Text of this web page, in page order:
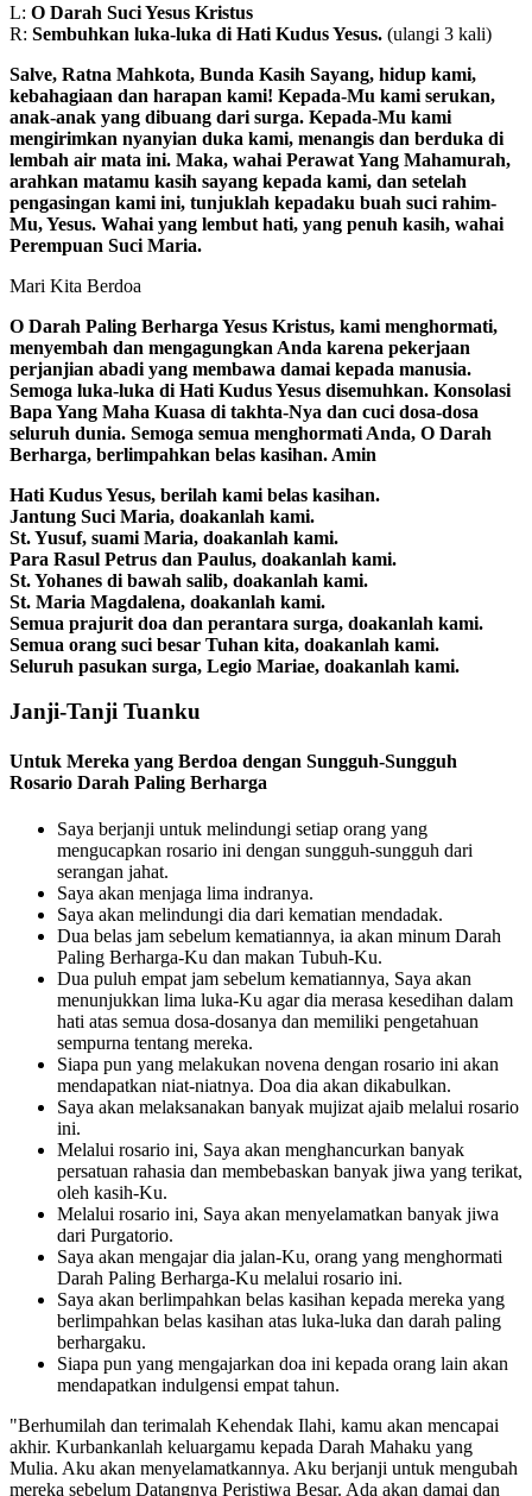
L: O Darah Suci Yesus Kristus
R: Sembuhkan luka-luka di Hati Kudus Yesus. (ulangi 3 kali)
Salve, Ratna Mahkota, Bunda Kasih Sayang, hidup kami,
kebahagiaan dan harapan kami! Kepada-Mu kami serukan,
anak-anak yang dibuang dari surga. Kepada-Mu kami
mengirimkan nyanyian duka kami, menangis dan berduka di
lembah air mata ini. Maka, wahai Perawat Yang Mahamurah,
arahkan matamu kasih sayang kepada kami, dan setelah
pengasingan kami ini, tunjuklah kepadaku buah suci rahim-
Mu, Yesus. Wahai yang lembut hati, yang penuh kasih, wahai
Perempuan Suci Maria.
Mari Kita Berdoa
O Darah Paling Berharga Yesus Kristus, kami menghormati,
menyembah dan mengagungkan Anda karena pekerjaan
perjanjian abadi yang membawa damai kepada manusia.
Semoga luka-luka di Hati Kudus Yesus disemuhkan. Konsolasi
Bapa Yang Maha Kuasa di takhta-Nya dan cuci dosa-dosa
seluruh dunia. Semoga semua menghormati Anda, O Darah
Berharga, berlimpahkan belas kasihan. Amin
Hati Kudus Yesus, berilah kami belas kasihan.
Jantung Suci Maria, doakanlah kami.
St. Yusuf, suami Maria, doakanlah kami.
Para Rasul Petrus dan Paulus, doakanlah kami.
St. Yohanes di bawah salib, doakanlah kami.
St. Maria Magdalena, doakanlah kami.
Semua prajurit doa dan perantara surga, doakanlah kami.
Semua orang suci besar Tuhan kita, doakanlah kami.
Seluruh pasukan surga, Legio Mariae, doakanlah kami.
Janji-Tanji Tuanku
Untuk Mereka yang Berdoa dengan Sungguh-Sungguh
Rosario Darah Paling Berharga
Saya berjanji untuk melindungi setiap orang yang
mengucapkan rosario ini dengan sungguh-sungguh dari
serangan jahat.
Saya akan menjaga lima indranya.
Saya akan melindungi dia dari kematian mendadak.
Dua belas jam sebelum kematiannya, ia akan minum Darah
Paling Berharga-Ku dan makan Tubuh-Ku.
Dua puluh empat jam sebelum kematiannya, Saya akan
menunjukkan lima luka-Ku agar dia merasa kesedihan dalam
hati atas semua dosa-dosanya dan memiliki pengetahuan
sempurna tentang mereka.
Siapa pun yang melakukan novena dengan rosario ini akan
mendapatkan niat-niatnya. Doa dia akan dikabulkan.
Saya akan melaksanakan banyak mujizat ajaib melalui rosario
ini.
Melalui rosario ini, Saya akan menghancurkan banyak
persatuan rahasia dan membebaskan banyak jiwa yang terikat,
oleh kasih-Ku.
Melalui rosario ini, Saya akan menyelamatkan banyak jiwa
dari Purgatorio.
Saya akan mengajar dia jalan-Ku, orang yang menghormati
Darah Paling Berharga-Ku melalui rosario ini.
Saya akan berlimpahkan belas kasihan kepada mereka yang
berlimpahkan belas kasihan atas luka-luka dan darah paling
berhargaku.
Siapa pun yang mengajarkan doa ini kepada orang lain akan
mendapatkan indulgensi empat tahun.
"Berhumilah dan terimalah Kehendak Ilahi, kamu akan mencapai
akhir. Kurbankanlah keluargamu kepada Darah Mahaku yang
Mulia. Aku akan menyelamatkannya. Aku berjanji untuk mengubah
mereka sebelum Datangnya Peristiwa Besar. Ada akan damai dan